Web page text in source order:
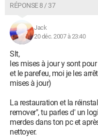
RÉPONSE 8 / 37
Jack
20 déc. 2007 à 23:40
Slt,
les mises à jour y sont
et le parefeu, moi je les
mises à jour)
La restauration et la
remover", tu parles d' un
merdes dans ton pc et
nettoyer.